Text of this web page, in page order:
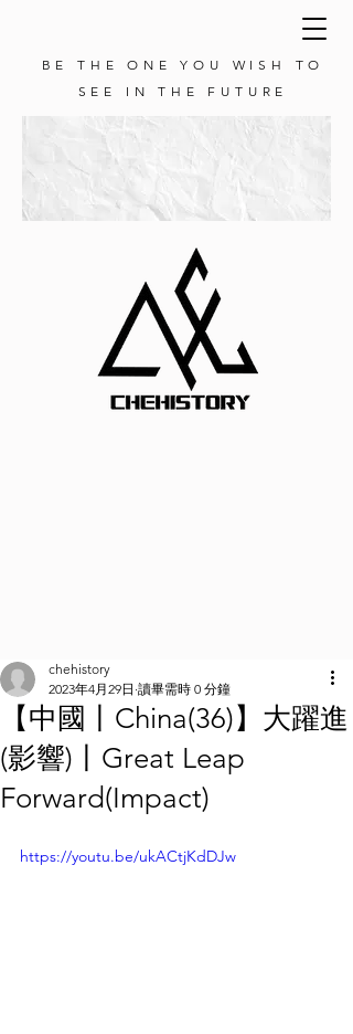
BE THE ONE YOU WISH TO
SEE IN THE FUTURE
【中國丨China(36)】大躍進
(影響)丨Great Leap
Forward(Impact)
chehistory
2023年4月29日 讀畢需時 0 分鐘
https://youtu.be/ukACtjKdDJw